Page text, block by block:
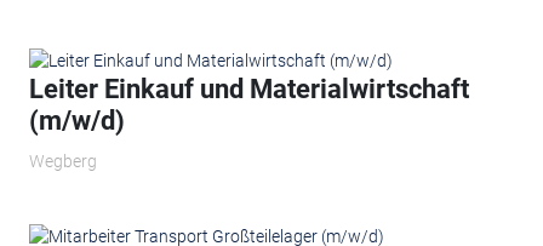
Leiter Einkauf und Materialwirtschaft
(m/w/d)
Wegberg